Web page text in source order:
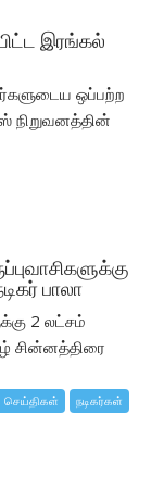
இரங்கல்
ஒப்பற்ற
நிறுவனத்தின்
பாலா
2 லட்சம்
சின்னத்திரை
செய்திகள் நடிகர்கள்